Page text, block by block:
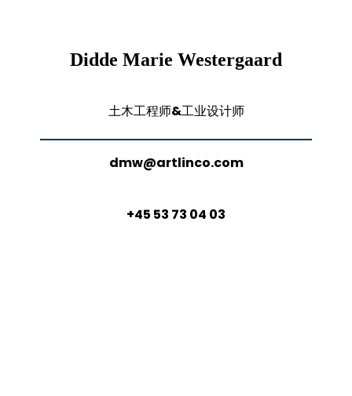
Didde Marie Westergaard
土木工程师&工业设计师
dmw@artlinco.com
+45 53 73 04 03